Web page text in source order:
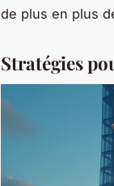
de plus en plus
Stratégies